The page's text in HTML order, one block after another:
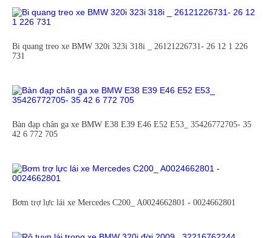
Bi quang treo xe BMW 320i 323i 318i _ 26121226731- 26 12 1 226
731
Bàn đạp chân ga xe BMW E38 E39 E46 E52 E53_ 35426772705- 35
42 6 772 705
Bơm trợ lực lái xe Mercedes C200_ A0024662801 - 0024662801